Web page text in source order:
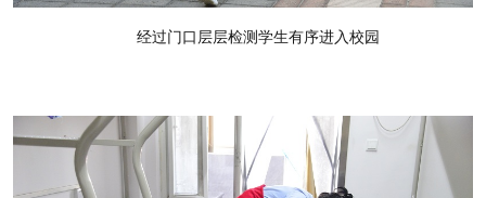
经过门口层层检测学生有序进入校园